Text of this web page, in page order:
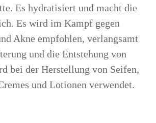
Es hydratisiert und macht die
Es wird im Kampf gegen
Akne empfohlen, verlangsamt
und die Entstehung von
bei der Herstellung von Seifen,
und Lotionen verwendet.